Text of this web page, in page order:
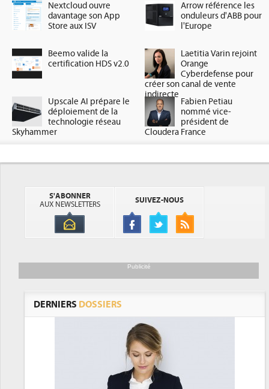
Nextcloud ouvre
davantage son App
Store aux ISV
Arrow référence les
onduleurs d'ABB pour
l'Europe
Beemo valide la
certification HDS v2.0
Laetitia Varin rejoint
Orange
Cyberdefense pour
créer son canal de vente
indirecte
Upscale AI prépare le
déploiement de la
technologie réseau
Skyhammer
Fabien Petiau
nommé vice-
président de
Cloudera France
S'ABONNER
AUX NEWSLETTERS
SUIVEZ-NOUS
Publicité
DERNIERS DOSSIERS